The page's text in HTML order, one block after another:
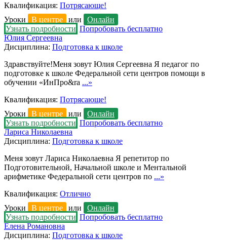
Квалификация: Потрясающе!
Уроки
В центре или
Онлайн
Узнать подробности Попробовать бесплатно
Юлия Сергеевна
Дисциплина: Подготовка к школе
Здравствуйте!Меня зовут Юлия Сергеевна Я педагог по
подготовке к школе Федеральной сети центров помощи в
обучении «ИнПро&ra ...»
Квалификация: Потрясающе!
Уроки
В центре или
Онлайн
Узнать подробности Попробовать бесплатно
Лариса Николаевна
Дисциплина: Подготовка к школе
Меня зовут Лариса Николаевна Я репетитор по
Подготовительной, Начальной школе и Ментальной
арифметике Федеральной сети центров по ...»
Квалификация: Отлично
Уроки
В центре или
Онлайн
Узнать подробности Попробовать бесплатно
Елена Романовна
Дисциплина: Подготовка к школе